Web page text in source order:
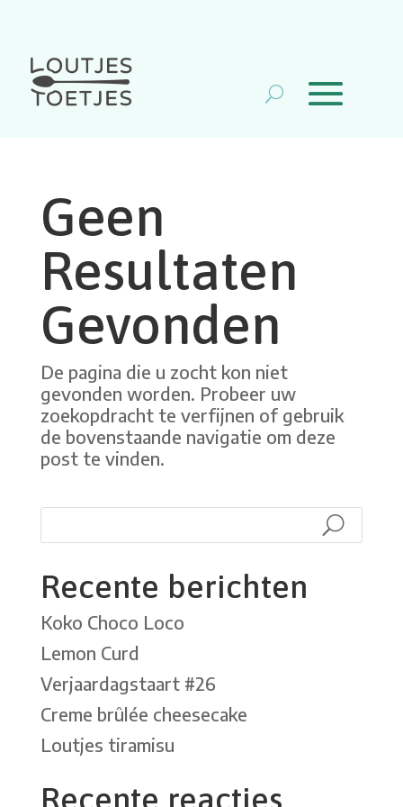
Geen
Resultaten
Gevonden
De pagina die u zocht kon niet
gevonden worden. Probeer uw
zoekopdracht te verfijnen of gebruik
de bovenstaande navigatie om deze
post te vinden.
Recente berichten
Koko Choco Loco
Lemon Curd
Verjaardagstaart #26
Creme brûlée cheesecake
Loutjes tiramisu
Recente reacties